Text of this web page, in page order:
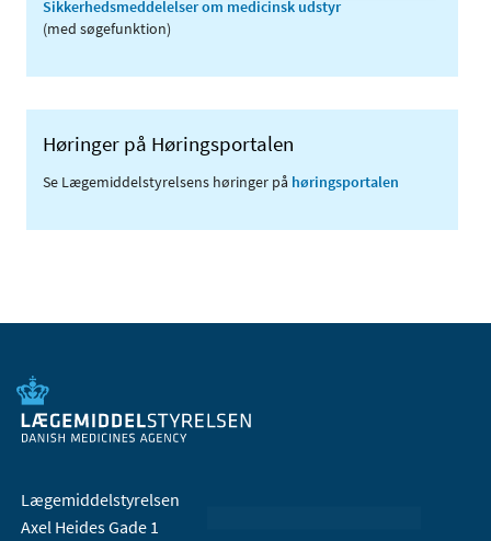
Sikkerhedsmeddelelser om medicinsk udstyr
(med søgefunktion)
Høringer på Høringsportalen
Se Lægemiddelstyrelsens høringer på høringsportalen
Lægemiddelstyrelsen
Axel Heides Gade 1